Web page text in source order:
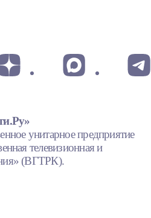
унитарное предприятие
телевизионная и
(ВГТРК).